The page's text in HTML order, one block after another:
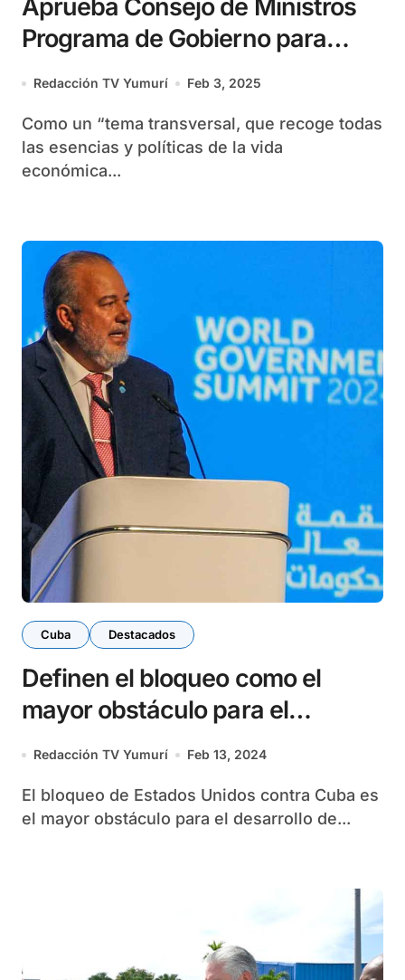
Aprueba Consejo de Ministros
Programa de Gobierno para
corregir distorsiones y
Redacción TV Yumurí Feb 3, 2025
Como un “tema transversal, que recoge todas
las esencias y políticas de la vida
económica...
Cuba Destacados
Definen el bloqueo como el
mayor obstáculo para el
desarrollo en Cuba
Redacción TV Yumurí Feb 13, 2024
El bloqueo de Estados Unidos contra Cuba es
el mayor obstáculo para el desarrollo de...